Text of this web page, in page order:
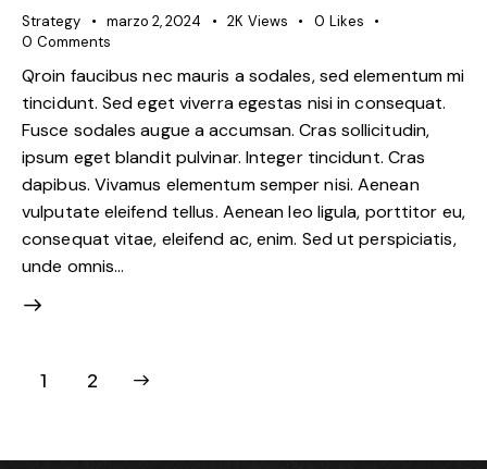
Strategy marzo 2, 2024 2K Views 0 Likes
0 Comments
Qroin faucibus nec mauris a sodales, sed elementum mi
tincidunt. Sed eget viverra egestas nisi in consequat.
Fusce sodales augue a accumsan. Cras sollicitudin,
ipsum eget blandit pulvinar. Integer tincidunt. Cras
dapibus. Vivamus elementum semper nisi. Aenean
vulputate eleifend tellus. Aenean leo ligula, porttitor eu,
consequat vitae, eleifend ac, enim. Sed ut perspiciatis,
unde omnis…
1 2